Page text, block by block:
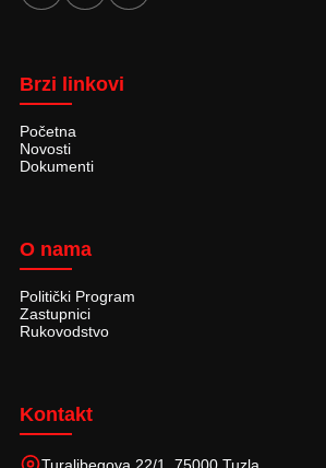
Brzi linkovi
Početna
Novosti
Dokumenti
O nama
Politički Program
Zastupnici
Rukovodstvo
Kontakt